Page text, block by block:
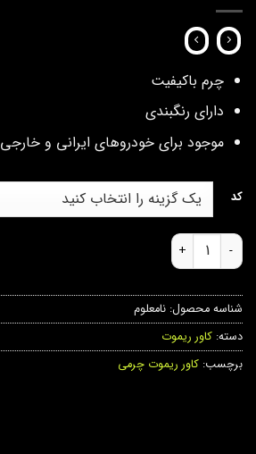
چرم باکیفیت
دارای رنگبندی
موجود برای خودروهای ایرانی و خارجی
کد
کاور سوئیچ چرم ایرانی عدد
شناسه محصول: نامعلوم
دسته: کاور ریموت
برچسب: کاور ریموت چرمی